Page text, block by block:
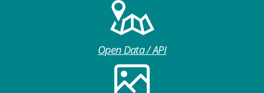
Open Data / API